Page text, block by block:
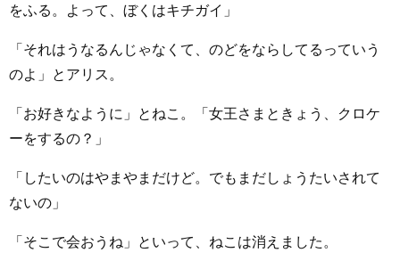
をふる。よって、ぼくはキチガイ」
「それはうなるんじゃなくて、のどをならしてるっていう
のよ」とアリス。
「お好きなように」とねこ。「女王さまときょう、クロケ
ーをするの？」
「したいのはやまやまだけど。でもまだしょうたいされて
ないの」
「そこで会おうね」といって、ねこは消えました。